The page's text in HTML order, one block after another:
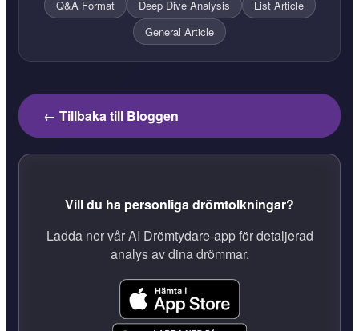
Q&A Format
Deep Dive Analysis
List Article
General Article
← Tillbaka till Bloggen
Vill du ha personliga drömtolkningar?
Ladda ner vår AI Drömtydare-app för detaljerad
analys av dina drömmar.